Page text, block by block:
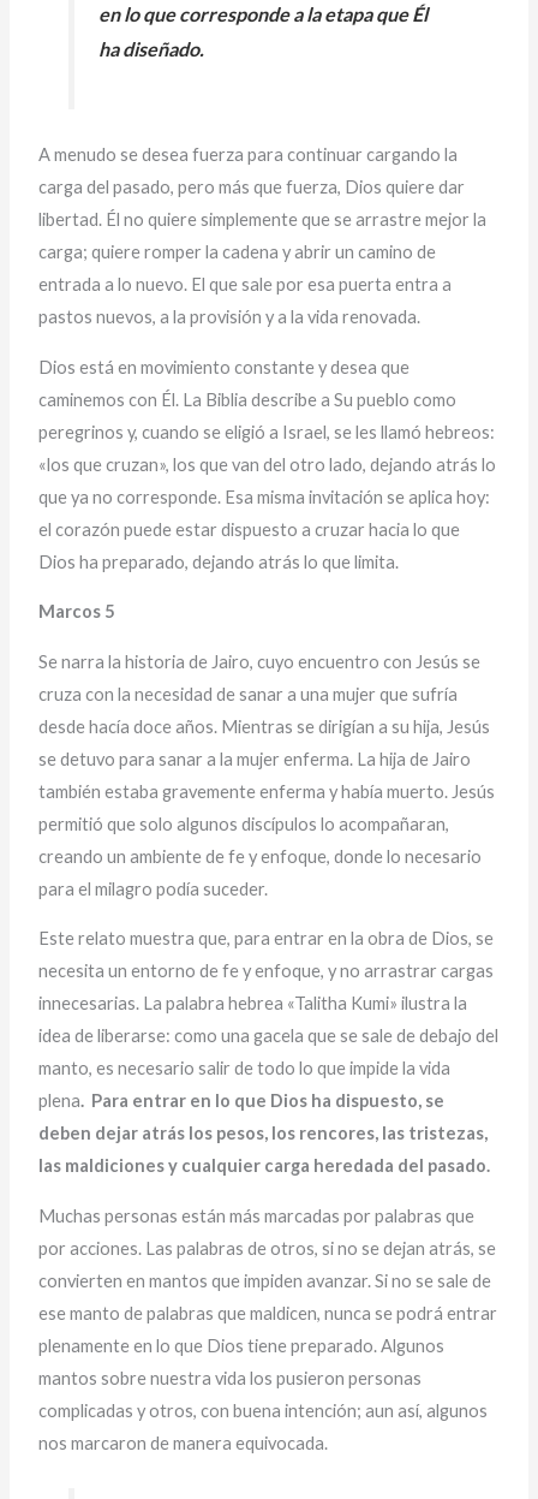
en lo que corresponde a la etapa que Él
ha diseñado.
A menudo se desea fuerza para continuar cargando la
carga del pasado, pero más que fuerza, Dios quiere dar
libertad. Él no quiere simplemente que se arrastre mejor la
carga; quiere romper la cadena y abrir un camino de
entrada a lo nuevo. El que sale por esa puerta entra a
pastos nuevos, a la provisión y a la vida renovada.
Dios está en movimiento constante y desea que
caminemos con Él. La Biblia describe a Su pueblo como
peregrinos y, cuando se eligió a Israel, se les llamó hebreos:
«los que cruzan», los que van del otro lado, dejando atrás lo
que ya no corresponde. Esa misma invitación se aplica hoy:
el corazón puede estar dispuesto a cruzar hacia lo que
Dios ha preparado, dejando atrás lo que limita.
Marcos 5
Se narra la historia de Jairo, cuyo encuentro con Jesús se
cruza con la necesidad de sanar a una mujer que sufría
desde hacía doce años. Mientras se dirigían a su hija, Jesús
se detuvo para sanar a la mujer enferma. La hija de Jairo
también estaba gravemente enferma y había muerto. Jesús
permitió que solo algunos discípulos lo acompañaran,
creando un ambiente de fe y enfoque, donde lo necesario
para el milagro podía suceder.
Este relato muestra que, para entrar en la obra de Dios, se
necesita un entorno de fe y enfoque, y no arrastrar cargas
innecesarias. La palabra hebrea «Talitha Kumi» ilustra la
idea de liberarse: como una gacela que se sale de debajo del
manto, es necesario salir de todo lo que impide la vida
plena. Para entrar en lo que Dios ha dispuesto, se
deben dejar atrás los pesos, los rencores, las tristezas,
las maldiciones y cualquier carga heredada del pasado.
Muchas personas están más marcadas por palabras que
por acciones. Las palabras de otros, si no se dejan atrás, se
convierten en mantos que impiden avanzar. Si no se sale de
ese manto de palabras que maldicen, nunca se podrá entrar
plenamente en lo que Dios tiene preparado. Algunos
mantos sobre nuestra vida los pusieron personas
complicadas y otros, con buena intención; aun así, algunos
nos marcaron de manera equivocada.